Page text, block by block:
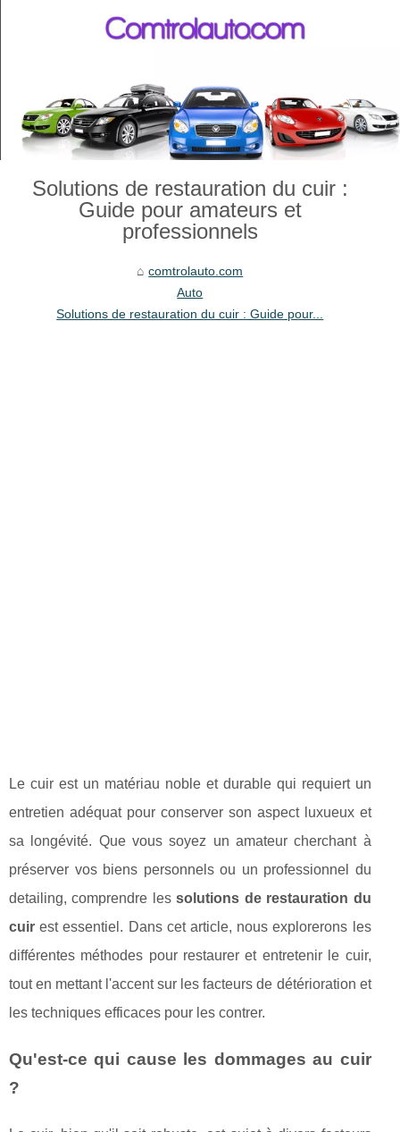
Solutions de restauration du cuir :
Guide pour amateurs et
professionnels
comtrolauto.com
Auto
Solutions de restauration du cuir : Guide pour...
Le cuir est un matériau noble et durable qui requiert un
entretien adéquat pour conserver son aspect luxueux et
sa longévité. Que vous soyez un amateur cherchant à
préserver vos biens personnels ou un professionnel du
detailing, comprendre lessolutions de restauration du
cuir est essentiel. Dans cet article, nous explorerons les
différentes méthodes pour restaurer et entretenir le cuir,
tout en mettant l'accent sur les facteurs de détérioration et
les techniques efficaces pour les contrer.
Qu'est-ce qui cause les dommages au cuir
?